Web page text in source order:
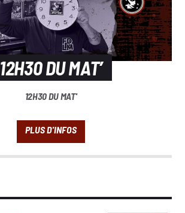
12H30 DU MAT’
12H30 DU MAT'